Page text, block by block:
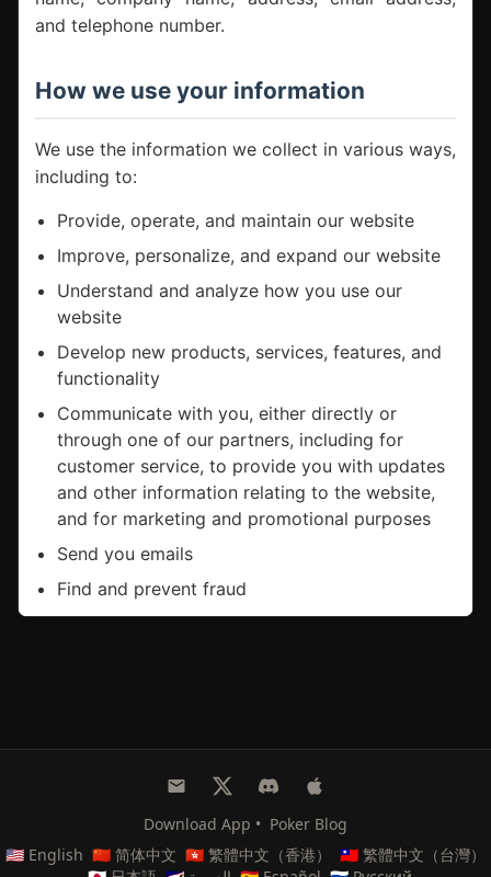
Download App • Poker Blog
🇺🇸 English 🇨🇳 简体中文 🇭🇰 繁體中文（香港）
🇹🇼 繁體中文（台灣）